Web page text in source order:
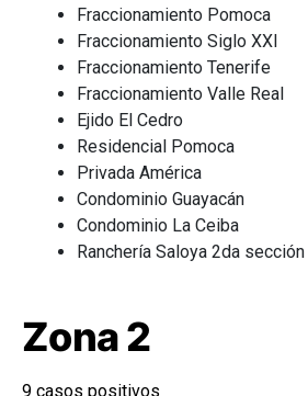
Fraccionamiento Pomoca
Fraccionamiento Siglo XXI
Fraccionamiento Tenerife
Fraccionamiento Valle Real
Ejido El Cedro
Residencial Pomoca
Privada América
Condominio Guayacán
Condominio La Ceiba
Ranchería Saloya 2da
Zona 2
9 casos positivos